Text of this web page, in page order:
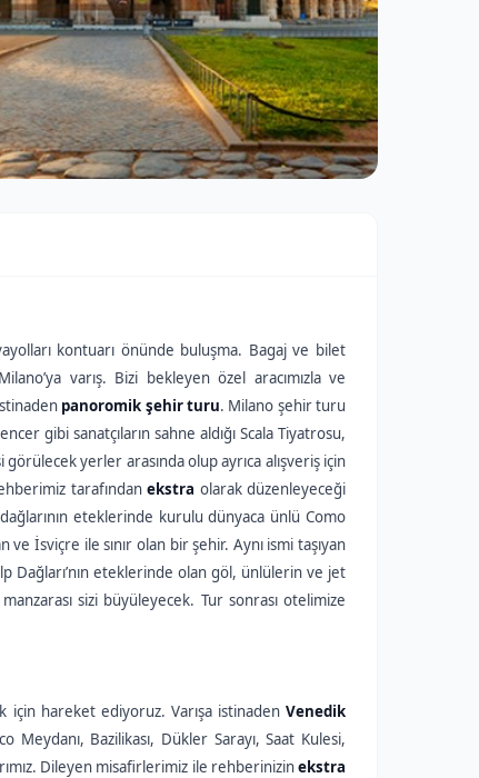
kontuarı önünde buluşma. Bagaj ve bilet
varış. Bizi bekleyen özel aracımızla ve
panoromik şehir turu. Milano şehir turu
gibi sanatçıların sahne aldığı Scala Tiyatrosu,
yerler arasında olup ayrıca alışveriş için
tarafından ekstra olarak düzenleyeceği
eteklerinde kurulu dünyaca ünlü Como
İsviçre ile sınır olan bir şehir. Aynı ismi taşıyan
Dağları’nın eteklerinde olan göl, ünlülerin ve jet
sizi büyüleyecek. Tur sonrası otelimize
için hareket ediyoruz. Varışa istinaden Venedik
Meydanı, Bazilikası, Dükler Sarayı, Saat Kulesi,
Dileyen misafirlerimiz ile rehberinizinekstra